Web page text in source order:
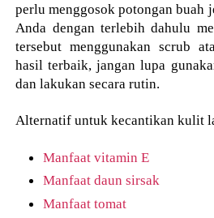
perlu menggosok potongan buah
Anda dengan terlebih dahulu
tersebut menggunakan scrub
hasil terbaik, jangan lupa
dan lakukan secara rutin.
Alternatif untuk kecantikan kulit
Manfaat vitamin E
Manfaat daun sirsak
Manfaat tomat